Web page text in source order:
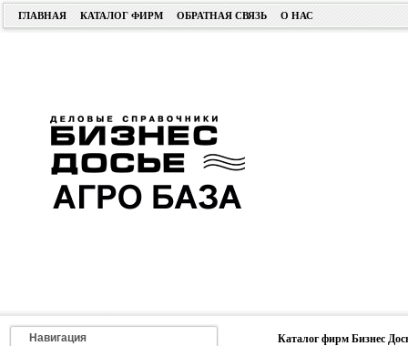
ГЛАВНАЯ КАТАЛОГ ФИРМ ОБРАТНАЯ СВЯЗЬ О НАС
Навигация Каталог фирм Бизнес